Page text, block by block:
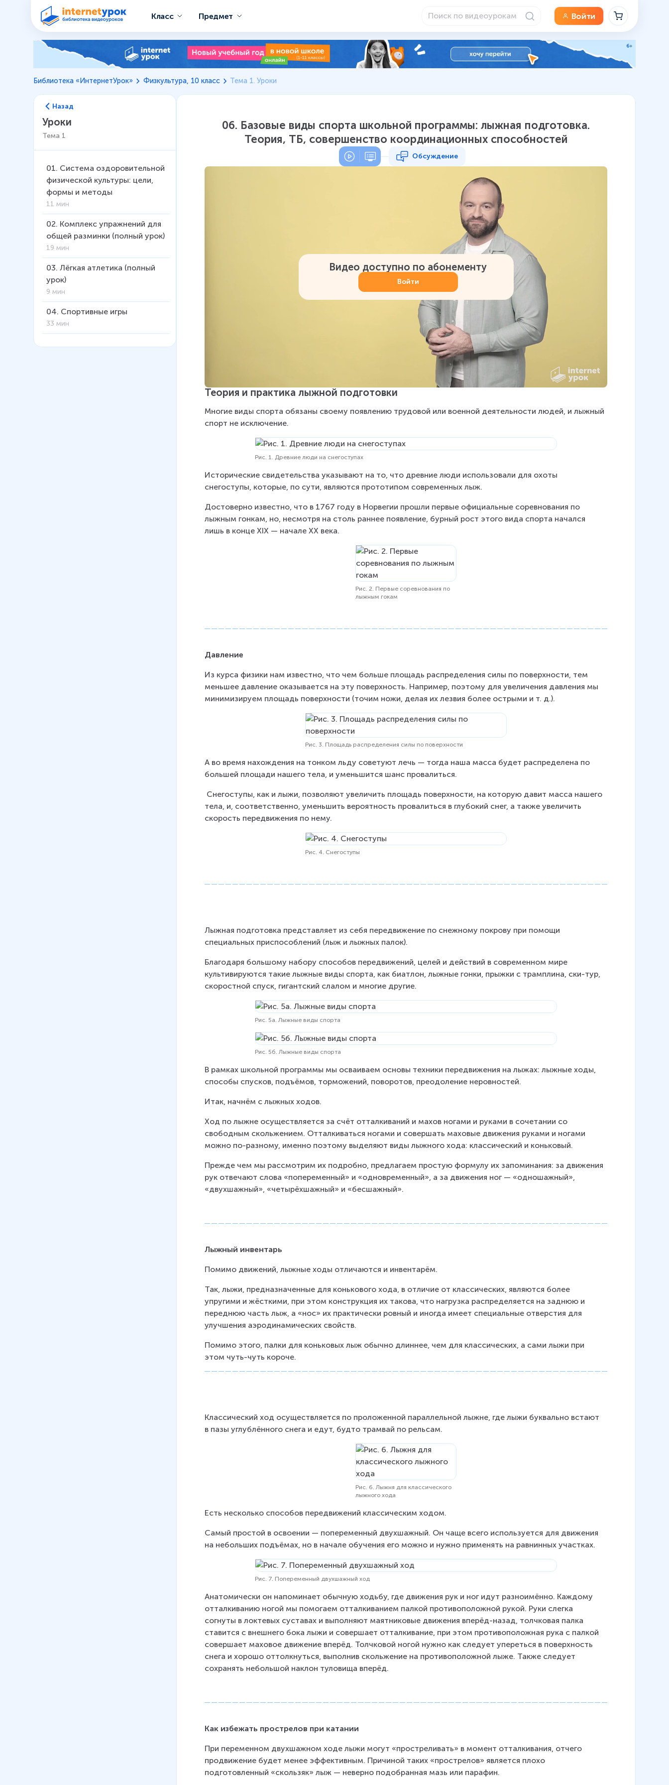
Класс Предмет Войти
Библиотека «ИнтернетУрок» Физкультура, 10 класс Тема 1. Уроки
Назад
Уроки
Тема 1
01. Система оздоровительной
физической культуры: цели,
формы и методы
11 мин
02. Комплекс упражнений для
общей разминки (полный урок)
19 мин
03. Лёгкая атлетика (полный
урок)
9 мин
04. Спортивные игры
33 мин
06. Базовые виды спорта школьной программы: лыжная подготовка.
Теория, ТБ, совершенство координационных способностей
Обсуждение
Видео доступно по абонементу
Войти
Теория и практика лыжной подготовки
Многие виды спорта обязаны своему появлению трудовой или военной деятельности людей, и лыжный
спорт не исключение.
Рис. 1. Древние люди на снегоступах
Исторические свидетельства указывают на то, что древние люди использовали для охоты
снегоступы, которые, по сути, являются прототипом современных лыж.
Достоверно известно, что в 1767 году в Норвегии прошли первые официальные соревнования по
лыжным гонкам, но, несмотря на столь раннее появление, бурный рост этого вида спорта начался
лишь в конце XIX — начале XX века.
Рис. 2. Первые соревнования по
лыжным гокам
Давление
Из курса физики нам известно, что чем больше площадь распределения силы по поверхности, тем
меньшее давление оказывается на эту поверхность. Например, поэтому для увеличения давления мы
минимизируем площадь поверхности (точим ножи, делая их лезвия более острыми и т. д.).
Рис. 3. Площадь распределения силы по поверхности
А во время нахождения на тонком льду советуют лечь — тогда наша масса будет распределена по
большей площади нашего тела, и уменьшится шанс провалиться.
Снегоступы, как и лыжи, позволяют увеличить площадь поверхности, на которую давит масса нашего
тела, и, соответственно, уменьшить вероятность провалиться в глубокий снег, а также увеличить
скорость передвижения по нему.
Рис. 4. Снегоступы
Лыжная подготовка представляет из себя передвижение по снежному покрову при помощи
специальных приспособлений (лыж и лыжных палок).
Благодаря большому набору способов передвижений, целей и действий в современном мире
культивируются такие лыжные виды спорта, как биатлон, лыжные гонки, прыжки с трамплина, ски-тур,
скоростной спуск, гигантский слалом и многие другие.
Рис. 5а. Лыжные виды спорта
Рис. 5б. Лыжные виды спорта
В рамках школьной программы мы осваиваем основы техники передвижения на лыжах: лыжные ходы,
способы спусков, подъёмов, торможений, поворотов, преодоление неровностей.
Итак, начнём с лыжных ходов.
Ход по лыжне осуществляется за счёт отталкиваний и махов ногами и руками в сочетании со
свободным скольжением. Отталкиваться ногами и совершать маховые движения руками и ногами
можно по-разному, именно поэтому выделяют виды лыжного хода: классический и коньковый.
Прежде чем мы рассмотрим их подробно, предлагаем простую формулу их запоминания: за движения
рук отвечают слова «попеременный» и «одновременный», а за движения ног — «одношажный»,
«двухшажный», «четырёхшажный» и «бесшажный».
Лыжный инвентарь
Помимо движений, лыжные ходы отличаются и инвентарём.
Так, лыжи, предназначенные для конькового хода, в отличие от классических, являются более
упругими и жёсткими, при этом конструкция их такова, что нагрузка распределяется на заднюю и
переднюю часть лыж, а «нос» их практически ровный и иногда имеет специальные отверстия для
улучшения аэродинамических свойств.
Помимо этого, палки для коньковых лыж обычно длиннее, чем для классических, а сами лыжи при
этом чуть-чуть короче.
Классический ход осуществляется по проложенной параллельной лыжне, где лыжи буквально встают
в пазы углублённого снега и едут, будто трамвай по рельсам.
Рис. 6. Лыжня для классического
лыжного хода
Есть несколько способов передвижений классическим ходом.
Самый простой в освоении — попеременный двухшажный. Он чаще всего используется для движения
на небольших подъёмах, но в начале обучения его можно и нужно применять на равнинных участках.
Рис. 7. Попеременный двухшажный ход
Анатомически он напоминает обычную ходьбу, где движения рук и ног идут разноимённо. Каждому
отталкиванию ногой мы помогаем отталкиванием палкой противоположной рукой. Руки слегка
согнуты в локтевых суставах и выполняют маятниковые движения вперёд-назад, толчковая палка
ставится с внешнего бока лыжи и совершает отталкивание, при этом противоположная рука с палкой
совершает маховое движение вперёд. Толчковой ногой нужно как следует упереться в поверхность
снега и хорошо оттолкнуться, выполнив скольжение на противоположной лыже. Также следует
сохранять небольшой наклон туловища вперёд.
Как избежать прострелов при катании
При переменном двухшажном ходе лыжи могут «простреливать» в момент отталкивания, отчего
продвижение будет менее эффективным. Причиной таких «прострелов» является плохо
подготовленный «скользяк» лыж — неверно подобранная мазь или парафин.